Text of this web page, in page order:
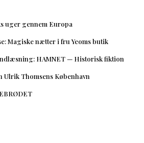
uger gennem Europa
Magiske nætter i fru Yeoms butik
HAMNET — Historisk fiktion
Thomsens København